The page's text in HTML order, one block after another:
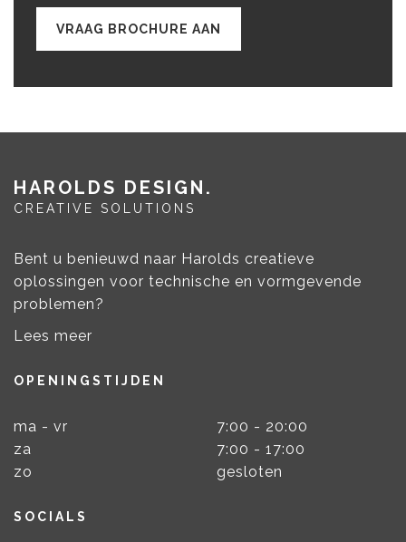
VRAAG BROCHURE AAN
HAROLDS DESIGN
CREATIVE SOLUTIONS
Bent u benieuwd naar Harolds creatieve
oplossingen voor technische en vormgevende
problemen?
Lees meer
OPENINGSTIJDEN
ma - vr
7:00 - 20:00
za
7:00 - 17:00
zo
gesloten
SOCIALS